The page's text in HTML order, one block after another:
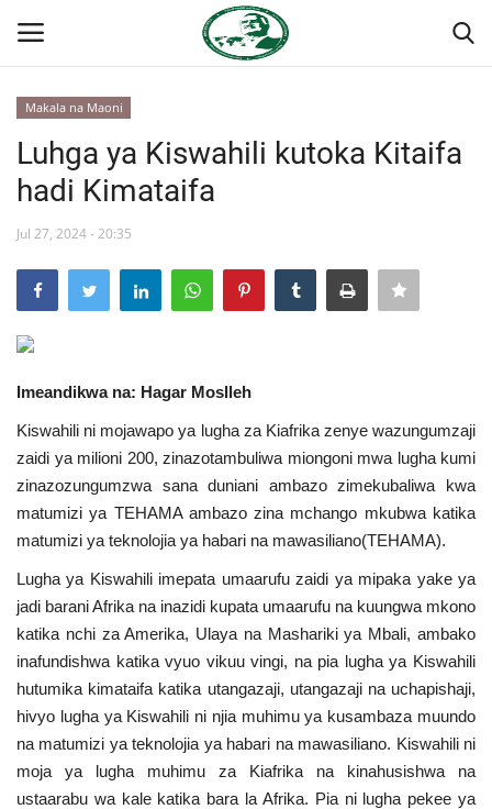
Nyumba
Wasiliana
Misri
Timu yetu
Urithi wa Nasser
Habari
Harakati ya Nasser kwa Vijana
Udhamini wa Nasser
Kanuni na Masharti ya Udhamini wa
Nasser
Makala na Maoni
Luhga ya Kiswahili kutoka Kitaifa
hadi Kimataifa
Jul 27, 2024 - 20:35
Imeandikwa na: Hagar Moslleh
Kiswahili ni mojawapo ya lugha za Kiafrika zenye wazungumzaji
zaidi ya milioni 200, zinazotambuliwa miongoni mwa lugha kumi
zinazozungumzwa sana duniani ambazo zimekubaliwa kwa
matumizi ya TEHAMA ambazo zina mchango mkubwa katika
matumizi ya teknolojia ya habari na mawasiliano(TEHAMA).
Lugha ya Kiswahili imepata umaarufu zaidi ya mipaka yake ya
jadi barani Afrika na inazidi kupata umaarufu na kuungwa mkono
katika nchi za Amerika, Ulaya na Mashariki ya Mbali, ambako
inafundishwa katika vyuo vikuu vingi, na pia lugha ya Kiswahili
hutumika kimataifa katika utangazaji, utangazaji na uchapishaji,
hivyo lugha ya Kiswahili ni njia muhimu ya kusambaza muundo
na matumizi ya teknolojia ya habari na mawasiliano. Kiswahili ni
moja ya lugha muhimu za Kiafrika na kinahusishwa na
ustaarabu wa kale katika bara la Afrika. Pia ni lugha pekee ya